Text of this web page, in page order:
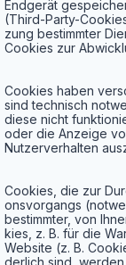
End­ge­rät
(Third-Par­ty-
zung bestimm­ter
Coo­kies zur
Coo­kies haben
sind tech­nisch
die­se nicht
oder die Anzei­ge
Nut­zer­ver­hal­ten
Coo­kies, die zur
ons­vor­gangs
bestimm­ter, von
kies, z. B. für die
Web­site (z. B.
der­lich sind, wer­den